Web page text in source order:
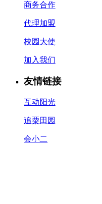
商务合作
代理加盟
校园大使
加入我们
友情链接
互动阳光
追粟田园
会小二